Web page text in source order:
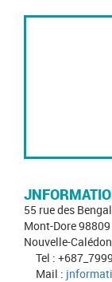
55 rue des
Mont-Dore 98809
Nouvelle-
Tel :
Mail :